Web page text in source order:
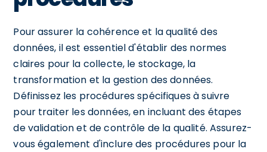
Pour assurer la cohérence et la qualité des
données, il est essentiel d'établir des normes
claires pour la collecte, le stockage, la
transformation et la gestion des données.
Définissez les procédures spécifiques à suivre
pour traiter les données, en incluant des étapes
de validation et de contrôle de la qualité. Assurez-
vous également d'inclure des procédures pour la